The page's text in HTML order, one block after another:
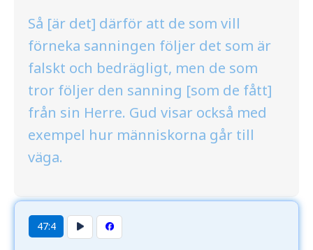
Så [är det] därför att de som vill
förneka sanningen följer det som är
falskt och bedrägligt, men de som
tror följer den sanning [som de fått]
från sin Herre. Gud visar också med
exempel hur människorna går till
väga.
47:4